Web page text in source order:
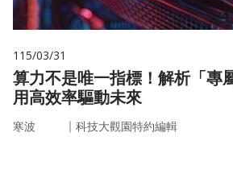
115/03/31
算力不是唯一指標！解析「專
用高效率驅動未來
寒波 ｜ 科技大觀園特約編輯